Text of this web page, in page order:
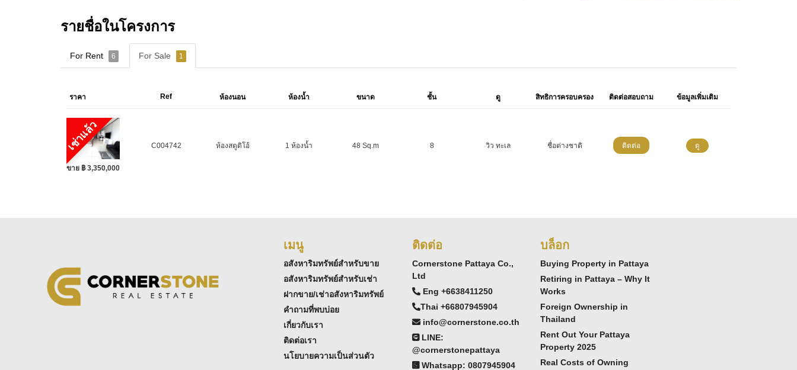
รายชื่อในโครงการ
For Rent 6 For Sale 1
ราคา Ref ห้องนอน ห้องน้ำ ขนาด ชั้น ดู สิทธิการครอบครอง ติดต่อสอบถาม ข้อมูลเพิ่มเติม
เช่าแล้ว
ขาย ฿ 3,350,000
C004742 ห้องสตูดิโอ้ 1 ห้องน้ำ 48 Sq.m 8 วิว ทะเล ชื่อต่างชาติ ติดต่อ ดู
เมนู
อสังหาริมทรัพย์สำหรับขาย
อสังหาริมทรัพย์สำหรับเช่า
ฝากขาย/เช่าอสังหาริมทรัพย์
คำถามที่พบบ่อย
เกี่ยวกับเรา
ติดต่อเรา
นโยบายความเป็นส่วนตัว
ติดต่อ
Cornerstone Pattaya Co.,
Ltd
Eng +6638411250
Thai +66807945904
info@cornerstone.co.th
LINE:
@cornerstonepattaya
Whatsapp: 0807945904
บล็อก
Buying Property in Pattaya
Retiring in Pattaya – Why It
Works
Foreign Ownership in
Thailand
Rent Out Your Pattaya
Property 2025
Real Costs of Owning